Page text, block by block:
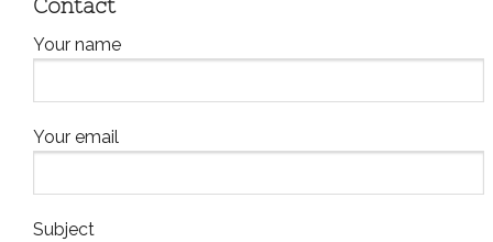
Contact
Your name
Your email
Subject